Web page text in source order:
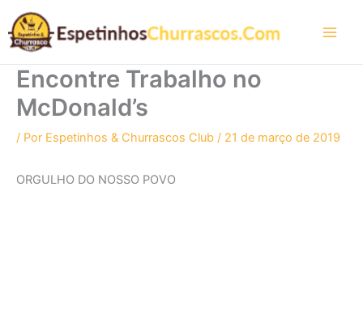
para
conteúdo
Encontre Trabalho no
McDonald’s
/ Por Espetinhos & Churrascos Club / 21 de março de 2019
ORGULHO DO NOSSO POVO